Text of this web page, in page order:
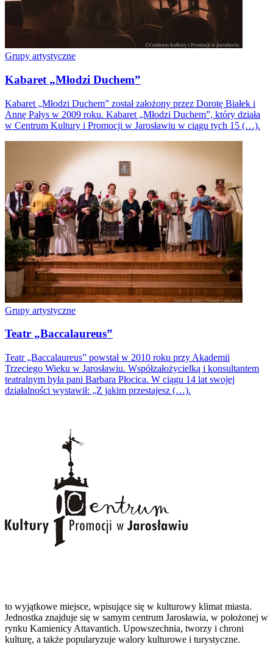
Grupy artystyczne
Kabaret „Młodzi Duchem”
Kabaret „Młodzi Duchem” został założony przez Dorotę Białek i
Annę Pałys w 2009 roku. Kabaret „Młodzi Duchem”, który działa
w Centrum Kultury i Promocji w Jarosławiu w ciągu tych 15 (…).
Grupy artystyczne
Teatr „Baccalaureus”
Teatr „Baccalaureus” powstał w 2010 roku przy Akademii
Trzeciego Wieku w Jarosławiu. Współzałożycielką i konsultantem
teatralnym była pani Barbara Płocica. W ciągu 14 lat swojej
działalności wystawił: „Z jakim przestajesz (…).
to wyjątkowe miejsce, wpisujące się w kulturowy klimat miasta.
Jednostka znajduje się w samym centrum Jarosławia, w położonej w
rynku Kamienicy Attavantich. Upowszechnia, tworzy i chroni
kulturę, a także popularyzuje walory kulturowe i turystyczne.